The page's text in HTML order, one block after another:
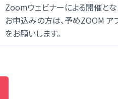
Zoomウェビナーによる開催とな
お申込みの方は、予めZOOM ア
をお願いします。